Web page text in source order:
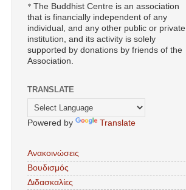
* The Buddhist Centre is an association
that is financially independent of any
individual, and any other public or private
institution, and its activity is solely
supported by donations by friends of the
Association.
TRANSLATE
Powered by Translate
Ανακοινώσεις
Βουδισμός
Διδασκαλίες